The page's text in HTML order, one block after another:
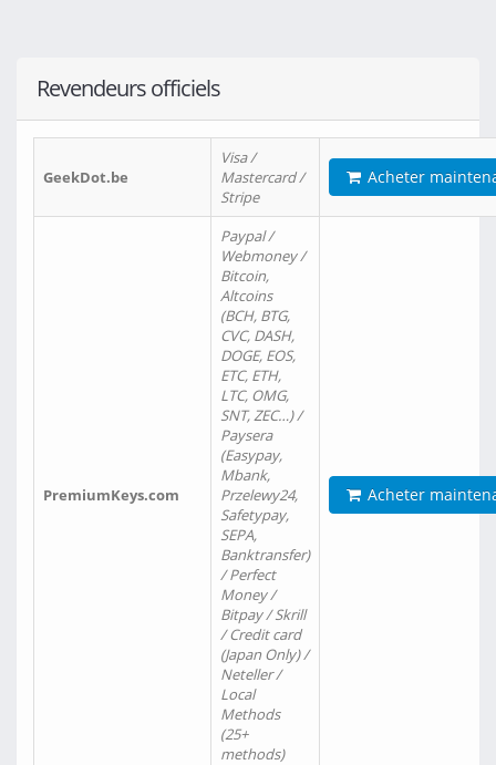
Revendeurs officiels
GeekDot.be
Visa /
Mastercard /
Stripe
Acheter
PremiumKeys.com
Paypal /
Webmoney /
Bitcoin,
Altcoins
(BCH, BTG,
CVC, DASH,
DOGE, EOS,
ETC, ETH,
LTC, OMG,
SNT, ZEC…) /
Paysera
(Easypay,
Mbank,
Przelewy24,
Safetypay,
SEPA,
Banktransfer)
/ Perfect
Money /
Bitpay / Skrill
/ Credit card
(Japan Only) /
Neteller /
Local
Methods
(25+
methods)
Acheter